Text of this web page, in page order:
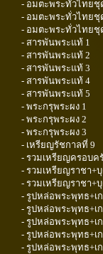
- อมตะพระทั่วไทยชุ
- อมตะพระทั่วไทยชุ
- อมตะพระทั่วไทยชุ
- สารพันพระแท้ 1
- สารพันพระแท้ 2
- สารพันพระแท้ 3
- สารพันพระแท้ 4
- สารพันพระแท้ 5
- พระกรุพระผง 1
- พระกรุพระผง 2
- พระกรุพระผง 3
- เหรียญรัชกาลที่ 9
- รวมเหรียญครอบค
- รวมเหรียญราชา+
- รวมเหรียญราชา+
- รูปหล่อพระพุทธ+เ
- รูปหล่อพระพุทธ+เ
- รูปหล่อพระพุทธ+เ
- รูปหล่อพระพุทธ+เ
- รูปหล่อพระพุทธ+เ